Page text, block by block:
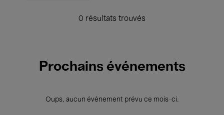
0 résultats trouvés
Prochains événements
Oups, aucun événement prévu ce mois-ci.